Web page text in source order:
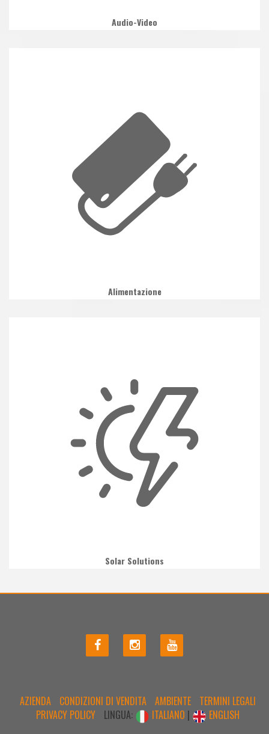
Audio-Video
Alimentazione
Solar Solutions
AZIENDA CONDIZIONI DI VENDITA AMBIENTE
TERMINI LEGALI
PRIVACY POLICY
LINGUA: ITALIANO | ENGLISH